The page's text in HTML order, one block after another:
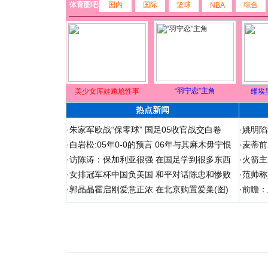
体育图吧 国内 国际 篮球 NBA 综合
美少女库娃尴尬性事 “羽宁恋”主角 维埃
热点新闻
·朱家军欧战“保零球” 国足05收官战交白卷
·白岩松:05年0-0的预言 06年与其麻木毋宁恨
·访陈涛：保加利亚很强 在国足学到很多东西
·女排冠军杯中国负美国 和平对话陈忠和惨败
·郭晶晶霍启刚爱意正浓 在北京购置爱巢(图)
·姚明
·麦蒂
·火箭
·范帅
·前瞻